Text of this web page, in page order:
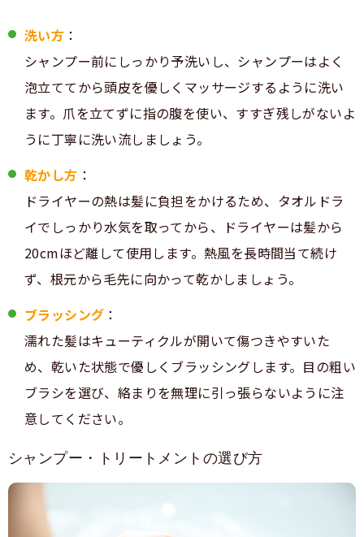
洗い方 ：
シャンプー前にしっかり予洗いし、シャンプーはよく
泡立ててから頭皮を優しくマッサージするように洗い
ます。爪を立てずに指の腹を使い、すすぎ残しがないよ
うに丁寧に洗い流しましょう。
乾かし方 ：
ドライヤーの熱は髪に負担をかけるため、タオルドラ
イでしっかり水気を取ってから、ドライヤーは髪から
20cmほど離して使用します。熱風を長時間当て続け
ず、根元から毛先に向かって乾かしましょう。
ブラッシング ：
濡れた髪はキューティクルが開いて傷つきやすいた
め、乾いた状態で優しくブラッシングします。目の粗い
ブラシを選び、絡まりを無理に引っ張らないように注
意してください。
シャンプー・トリートメントの選び方